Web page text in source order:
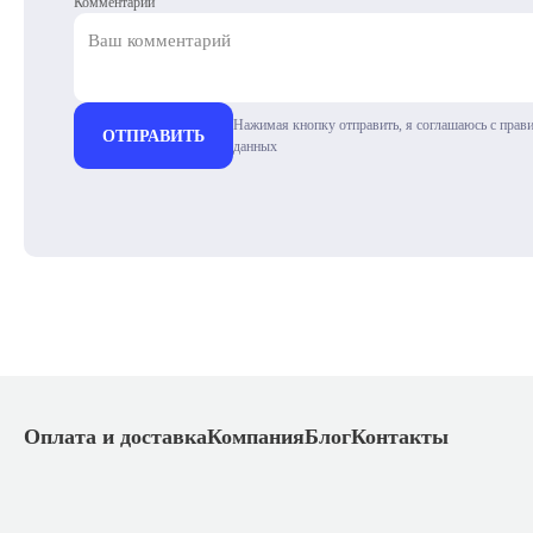
ОТПРАВИТЬ
Нажимая кнопку отправить, я соглашаюсь с
данных
Оплата и доставкаКомпанияБлогКонтакты